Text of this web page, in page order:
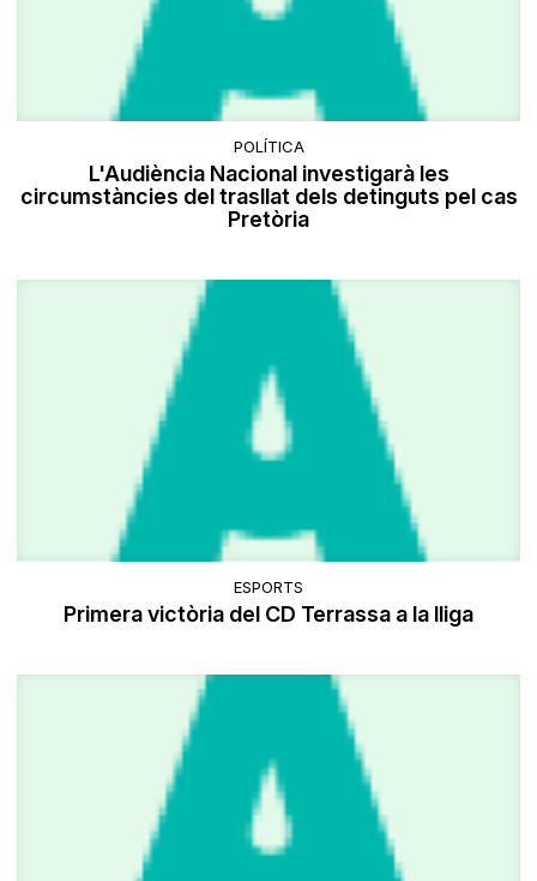
POLÍTICA
L'Audiència Nacional investigarà les
circumstàncies del trasllat dels detinguts pel cas
Pretòria
ESPORTS
Primera victòria del CD Terrassa a la lliga